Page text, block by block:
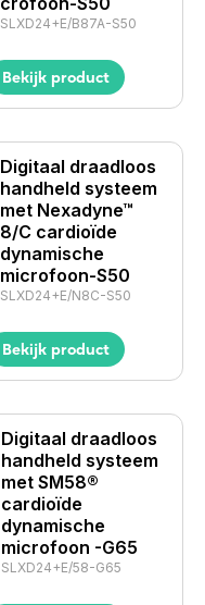
SLXD24+E/B87A-S50
Bekijk product
Digitaal draadloos
handheld systeem
met Nexadyne™
8/C cardioïde
dynamische
microfoon-S50
SLXD24+E/N8C-S50
Bekijk product
Digitaal draadloos
handheld systeem
met SM58®
cardioïde
dynamische
microfoon -G65
SLXD24+E/58-G65